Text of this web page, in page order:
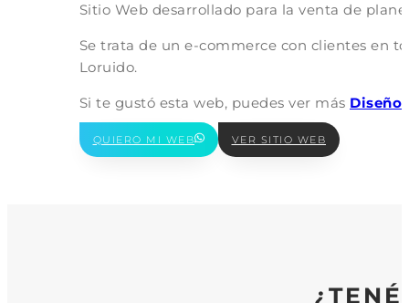
Sitio Web desarrollado para la venta de
Se trata de un e-commerce con clientes en
Loruido.
Si te gustó esta web, puedes ver más Diseño
QUIERO MI WEB VER SITIO WEB